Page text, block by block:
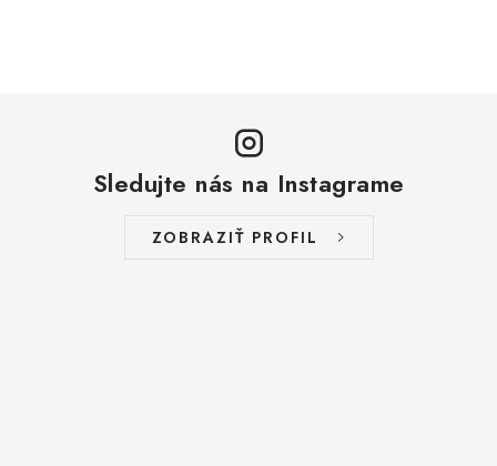
Sledujte nás na Instagrame
ZOBRAZIŤ PROFIL